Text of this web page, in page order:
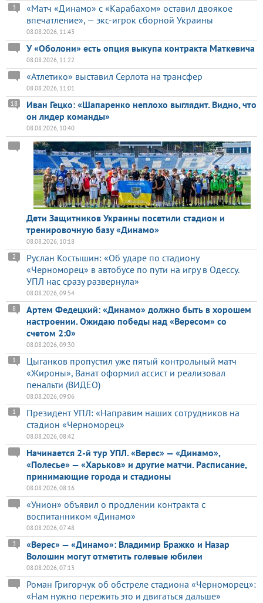
«Матч «Динамо» с «Карабахом» оставил двоякое
впечатление», — экс-игрок сборной Украины
3
08.08.2026, 11:43
У «Оболони» есть опция выкупа контракта Маткевича
08.08.2026, 11:22
«Атлетико» выставил Серлота на трансфер
08.08.2026, 11:01
Иван Гецко: «Шапаренко неплохо выглядит. Видно, что
он лидер команды»
18
08.08.2026, 10:40
Дети Защитников Украины посетили стадион и
тренировочную базу «Динамо»
08.08.2026, 10:18
Руслан Костышин: «Об ударе по стадиону
«Черноморец» в автобусе по пути на игру в Одессу.
УПЛ нас сразу развернула»
2
08.08.2026, 09:54
Артем Федецкий: «Динамо» должно быть в хорошем
настроении. Ожидаю победы над «Вересом» со
счетом 2:0»
8
08.08.2026, 09:30
Цыганков пропустил уже пятый контрольный матч
«Жироны», Ванат оформил ассист и реализовал
пенальти (ВИДЕО)
1
08.08.2026, 09:06
Президент УПЛ: «Направим наших сотрудников на
стадион «Черноморец»
1
08.08.2026, 08:42
Начинается 2-й тур УПЛ. «Верес» — «Динамо»,
«Полесье» — «Харьков» и другие матчи. Расписание,
принимающие города и стадионы
08.08.2026, 08:16
«Унион» объявил о продлении контракта с
воспитанником «Динамо»
08.08.2026, 07:48
«Верес» — «Динамо»: Владимир Бражко и Назар
Волошин могут отметить голевые юбилеи
3
08.08.2026, 07:13
Роман Григорчук об обстреле стадиона «Черноморец»:
«Нам нужно пережить это и двигаться дальше»